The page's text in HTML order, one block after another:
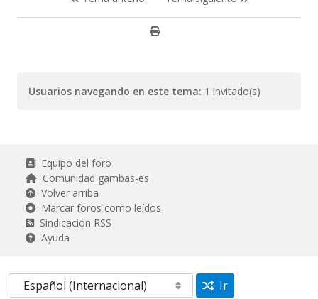
Usuarios navegando en este tema: 1 invitado(s)
Equipo del foro
Comunidad gambas-es
Volver arriba
Marcar foros como leídos
Sindicación RSS
Ayuda
Ir